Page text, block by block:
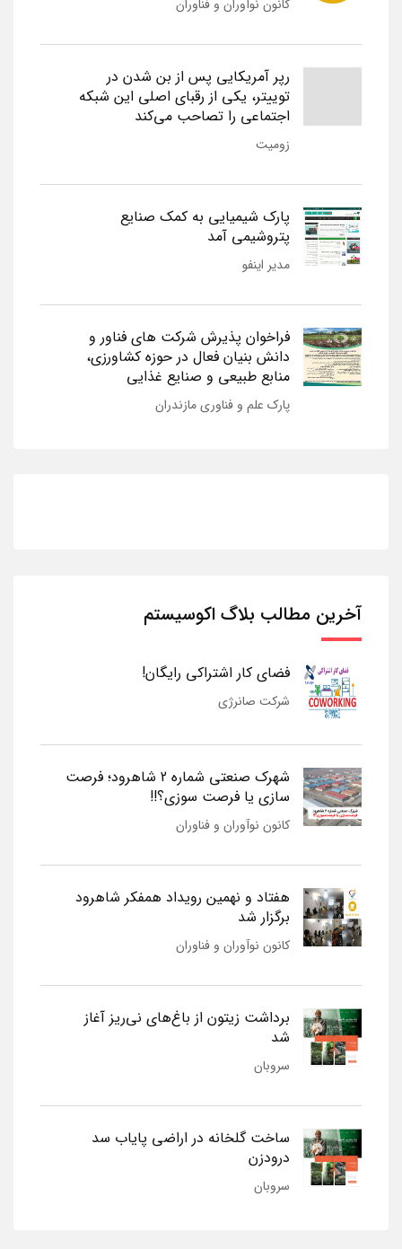
کانون نوآوران و فناوران
رپر آمریکایی پس از بن شدن در
توییتر، یکی از رقبای اصلی این شبکه
اجتماعی را تصاحب می‌کند
زومیت
پارک شیمیایی به کمک صنایع
پتروشیمی آمد
مدیر اینفو
فراخوان پذیرش شرکت های فناور و
دانش بنیان فعال در حوزه کشاورزی،
منابع طبیعی و صنایع غذایی
پارک علم و فناوری مازندران
آخرین مطالب بلاگ اکوسیستم
فضای کار اشتراکی رایگان!
شرکت صانرژی
شهرک صنعتی شماره 2 شاهرود؛ فرصت
سازی یا فرصت سوزی؟!!
کانون نوآوران و فناوران
هفتاد و نهمین رویداد همفکر شاهرود
برگزار شد
کانون نوآوران و فناوران
برداشت زیتون از باغ‌های نی‌ریز آغاز
شد
سروبان
ساخت گلخانه در اراضی پایاب سد
درودزن
سروبان